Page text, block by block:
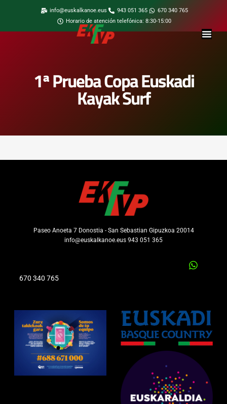
info@euskalkanoe.eus 943 051 365
670 340 765
Horario de atención telefónica: 8:30-15:00
1ª Prueba Copa Euskadi
Kayak Surf
Paseo Anoeta 7 Donostia - San Sebastian Gipuzkoa 20014
info@euskalkanoe.eus 943 051 365
670 340 765